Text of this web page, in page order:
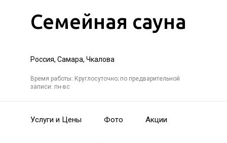
Семейная сауна
Россия, Самара, Чкалова
Время работы: Круглосуточно; по предварительной
записи: пн-вс
Услуги и Цены Фото Акции